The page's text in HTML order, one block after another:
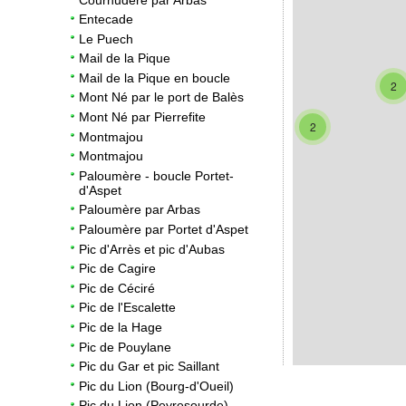
Entecade
Le Puech
Mail de la Pique
Mail de la Pique en boucle
Mont Né par le port de Balès
Mont Né par Pierrefite
Montmajou
Montmajou
Paloumère - boucle Portet-
d'Aspet
Paloumère par Arbas
Paloumère par Portet d'Aspet
Pic d'Arrès et pic d'Aubas
Pic de Cagire
Pic de Céciré
Pic de l'Escalette
Pic de la Hage
Pic de Pouylane
Pic du Gar et pic Saillant
Pic du Lion (Bourg-d'Oueil)
2
2